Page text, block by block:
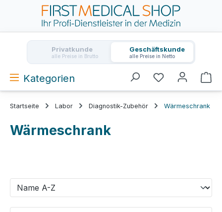
Zum Hauptinhalt springen
Privatkunde
alle Preise in Brutto
Geschäftskunde
alle Preise in Netto
Kategorien
Startseite Labor Diagnostik-Zubehör Wärmeschrank
Wärmeschrank